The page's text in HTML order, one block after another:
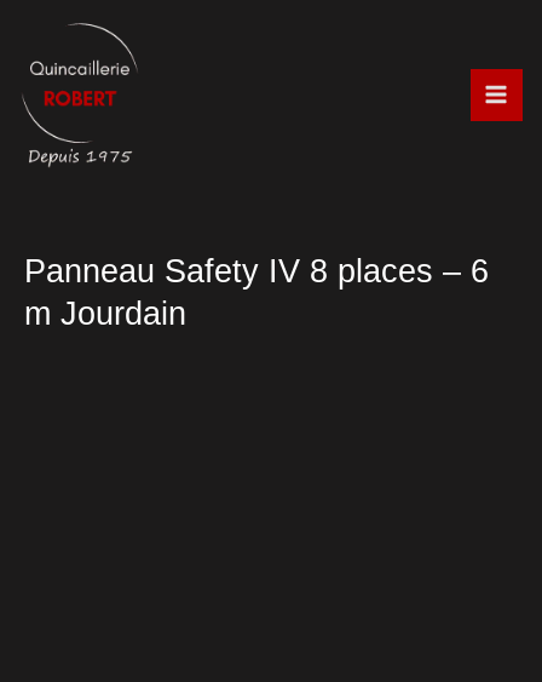
contenu
Panneau Safety IV 8 places – 6
m Jourdain